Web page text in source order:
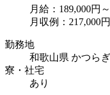
月給：189,000円～
月収例：217,000
勤務地
和歌山県 かつら
寮・社宅
あり